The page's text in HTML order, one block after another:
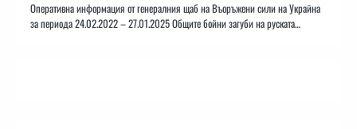
Оперативна информация от генералния щаб на Въоръжени сили на Украйна
за периода 24.02.2022 – 27.01.2025 Общите бойни загуби на руската…